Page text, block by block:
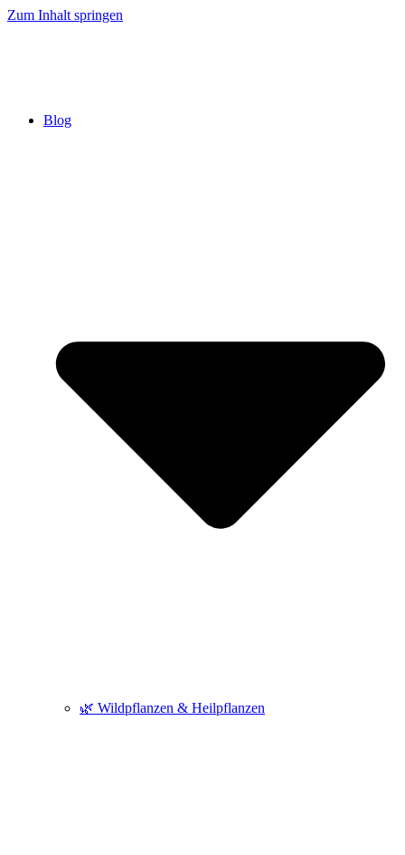
Zum Inhalt springen
Blog
🌿 Wildpflanzen & Heilpflanzen